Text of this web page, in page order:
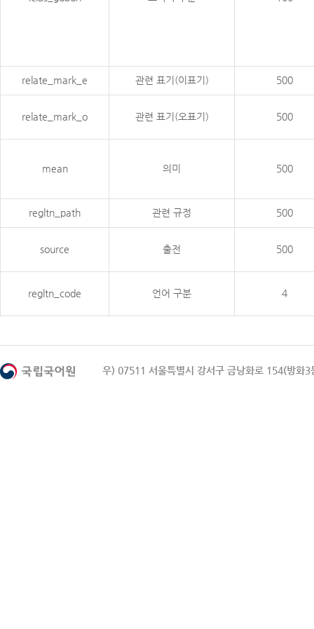
relate_mark_e 관련 표기(이표기) 500
relate_mark_o 관련 표기(오표기) 500
mean 의미 500
regltn_path 관련 규정 500
source 출전 500
regltn_code 언어 구분 4
우) 07511 서울특별시 강서구 금낭화로 154(방화3